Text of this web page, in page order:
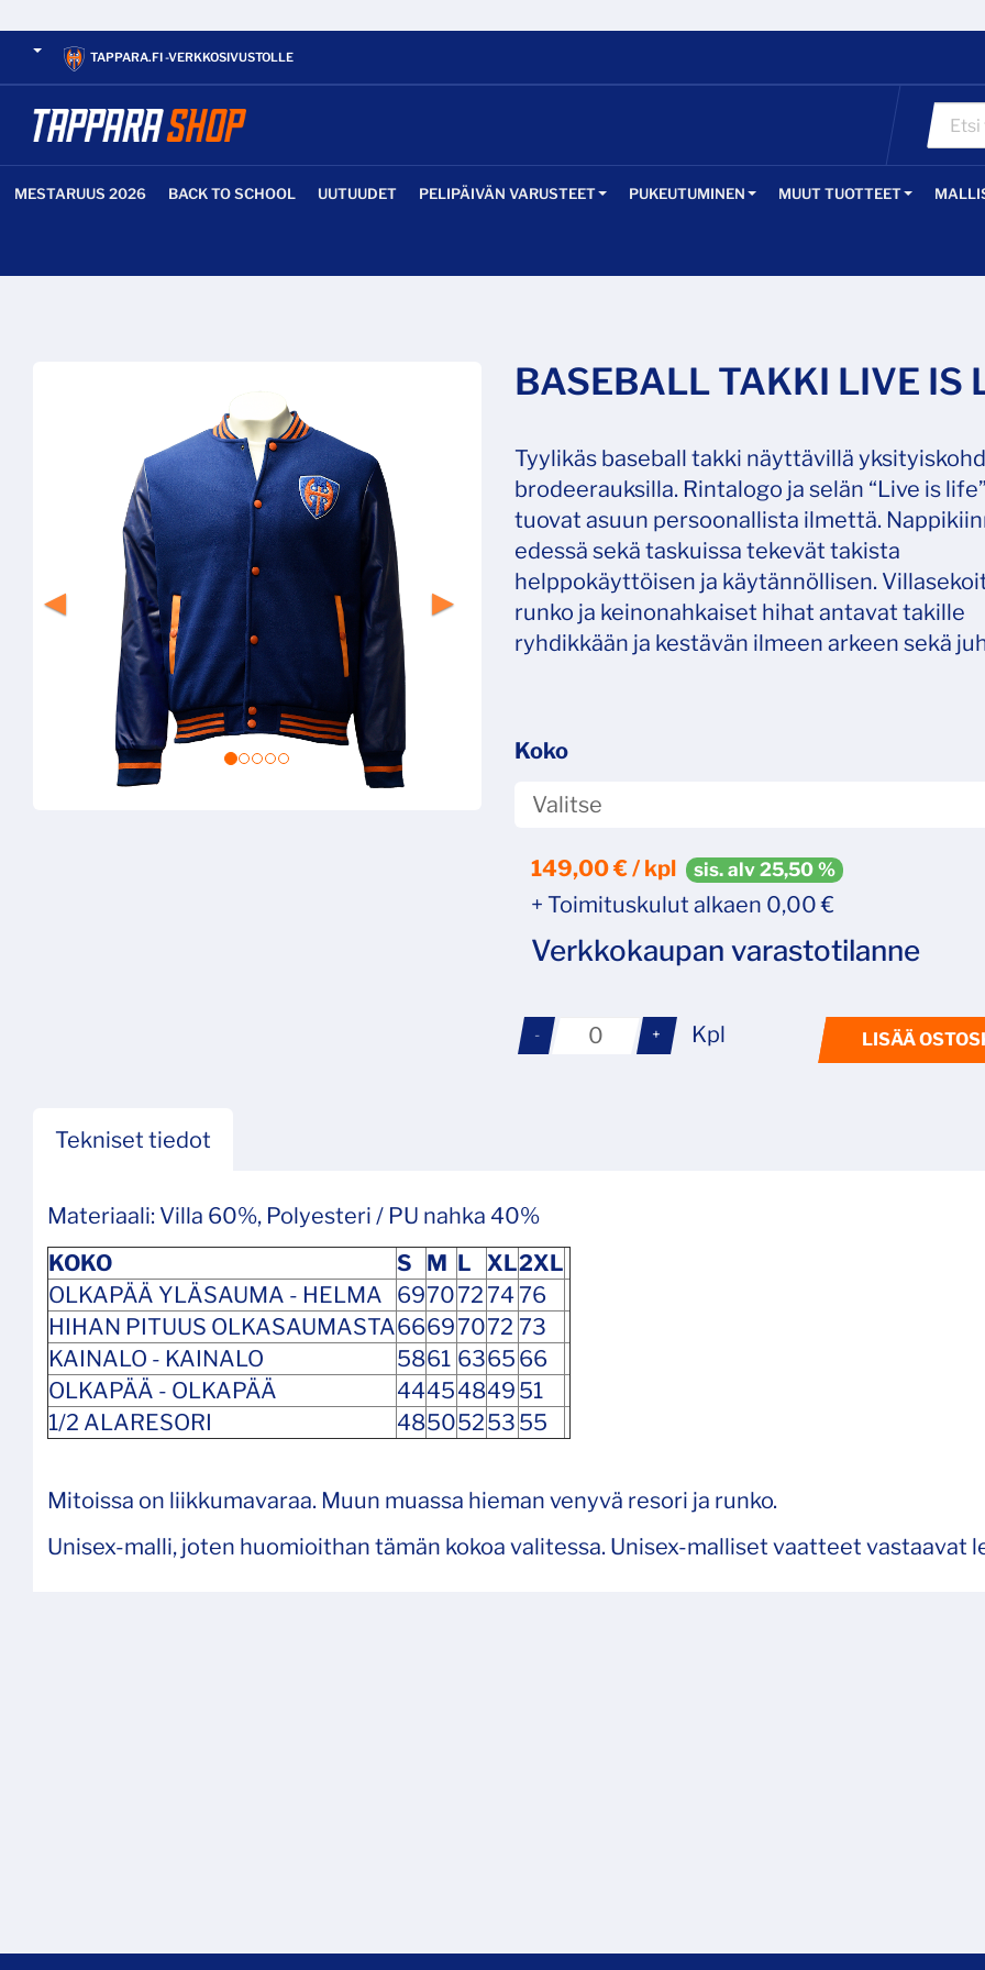
TAPPARA.FI -VERKKOSIVUSTOLLE
MESTARUUS 2026 BACK TO SCHOOL UUTUUDET PELIPÄIVÄN VARUSTEET PUKEUTUMINEN MUUT TUOTTEET
BASEBALL TAKKI LIVE IS
Tyylikäs baseball takki näyttävillä
brodeerauksilla. Rintalogo ja selän “Live is
tuovat asuun persoonallista ilmettä.
edessä sekä taskuissa tekevät takista
helppokäyttöisen ja käytännöllisen.
runko ja keinonahkaiset hihat antavat takille
ryhdikkään ja kestävän ilmeen arkeen sekä
Koko
149,00€ / kpl sis. alv 25,50 %
+ Toimituskulut alkaen 0,00 €
Verkkokaupan varastotilanne
- + Kpl LISÄÄ
Tekniset tiedot
Materiaali: Villa 60%, Polyesteri / PU nahka 40%
KOKO
S M L XL2XL
OLKAPÄÄ YLÄSAUMA - HELMA
6970727476
HIHAN PITUUS OLKASAUMASTA66697072 73
KAINALO - KAINALO
5861 6365 66
OLKAPÄÄ - OLKAPÄÄ
44454849 51
1/2 ALARESORI
48505253 55
Mitoissa on liikkumavaraa. Muun muassa hieman venyvä resori ja runko.
Unisex-malli, joten huomioithan tämän kokoa valitessa. Unisex-malliset vaatteet vastaavat